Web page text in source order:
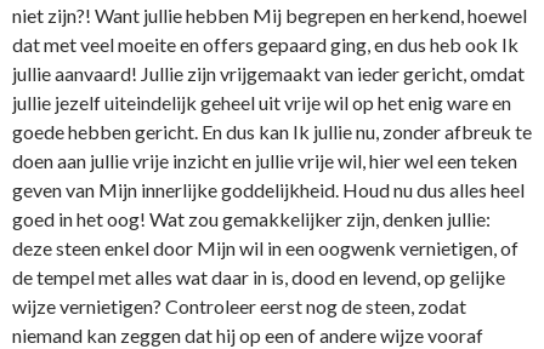
niet zijn?! Want jullie hebben Mij begrepen en herkend, hoewel
dat met veel moeite en offers gepaard ging, en dus heb ook Ik
jullie aanvaard! Jullie zijn vrijgemaakt van ieder gericht, omdat
jullie jezelf uiteindelijk geheel uit vrije wil op het enig ware en
goede hebben gericht. En dus kan Ik jullie nu, zonder afbreuk te
doen aan jullie vrije inzicht en jullie vrije wil, hier wel een teken
geven van Mijn innerlijke goddelijkheid. Houd nu dus alles heel
goed in het oog! Wat zou gemakkelijker zijn, denken jullie:
deze steen enkel door Mijn wil in een oogwenk vernietigen, of
de tempel met alles wat daar in is, dood en levend, op gelijke
wijze vernietigen? Controleer eerst nog de steen, zodat
niemand kan zeggen dat hij op een of andere wijze vooraf